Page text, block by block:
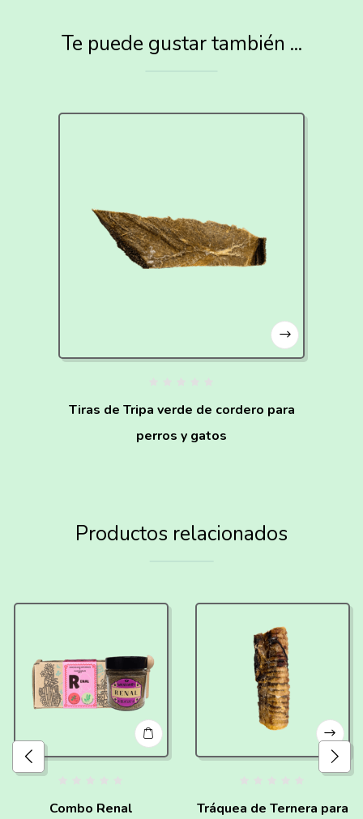
Te puede gustar también ...
Tiras de Tripa verde de cordero para
perros y gatos
Productos relacionados
Combo Renal
Tráquea de Ternera para